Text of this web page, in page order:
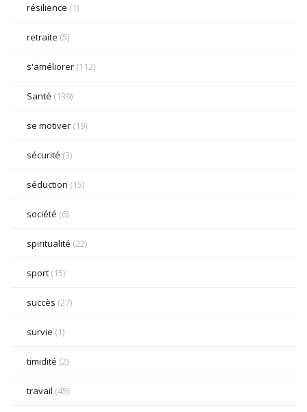
résilience (1)
retraite (5)
s'améliorer (112)
Santé (139)
se motiver (19)
sécurité (3)
séduction (15)
société (6)
spiritualité (22)
sport (15)
succès (27)
survie (1)
timidité (2)
travail (45)